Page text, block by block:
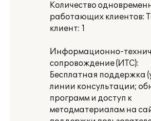
Количество
работающих клиентов:
клиент: 1
Информационно-
сопровождение (ИТС):
Бесплатная поддержка
линии консультации;
программ и доступ к
методматериалам на